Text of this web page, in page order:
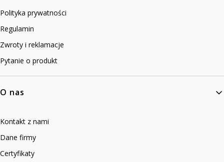
Polityka prywatności
Regulamin
Zwroty i reklamacje
Pytanie o produkt
O nas
Kontakt z nami
Dane firmy
Certyfikaty